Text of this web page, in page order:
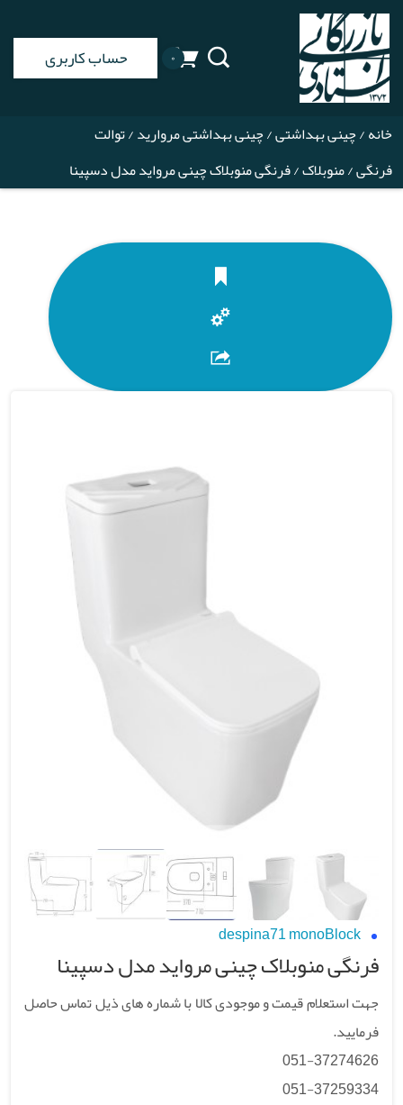
۰ حساب کاربری
خانه/چینی بهداشتی/چینی بهداشتی مروارید/توالت
فرنگی/منوبلاک/ فرنگی منوبلاک چینی مرواید مدل دسپینا
despina71 monoBlock
فرنگی منوبلاک چینی مرواید مدل دسپینا
جهت استعلام قیمت و موجودی کالا با شماره های ذیل تماس حاصل
فرمایید.
051-37274626
051-37259334